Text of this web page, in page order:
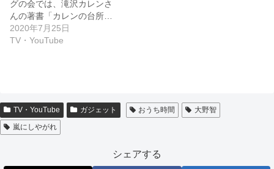
グの会では、滝沢カレンさ
んの著書「カレンの台所…
2020年7月25日
TV・YouTube
TV・YouTube ガジェット おうち時間
大野智
嵐にしやがれ
シェアする